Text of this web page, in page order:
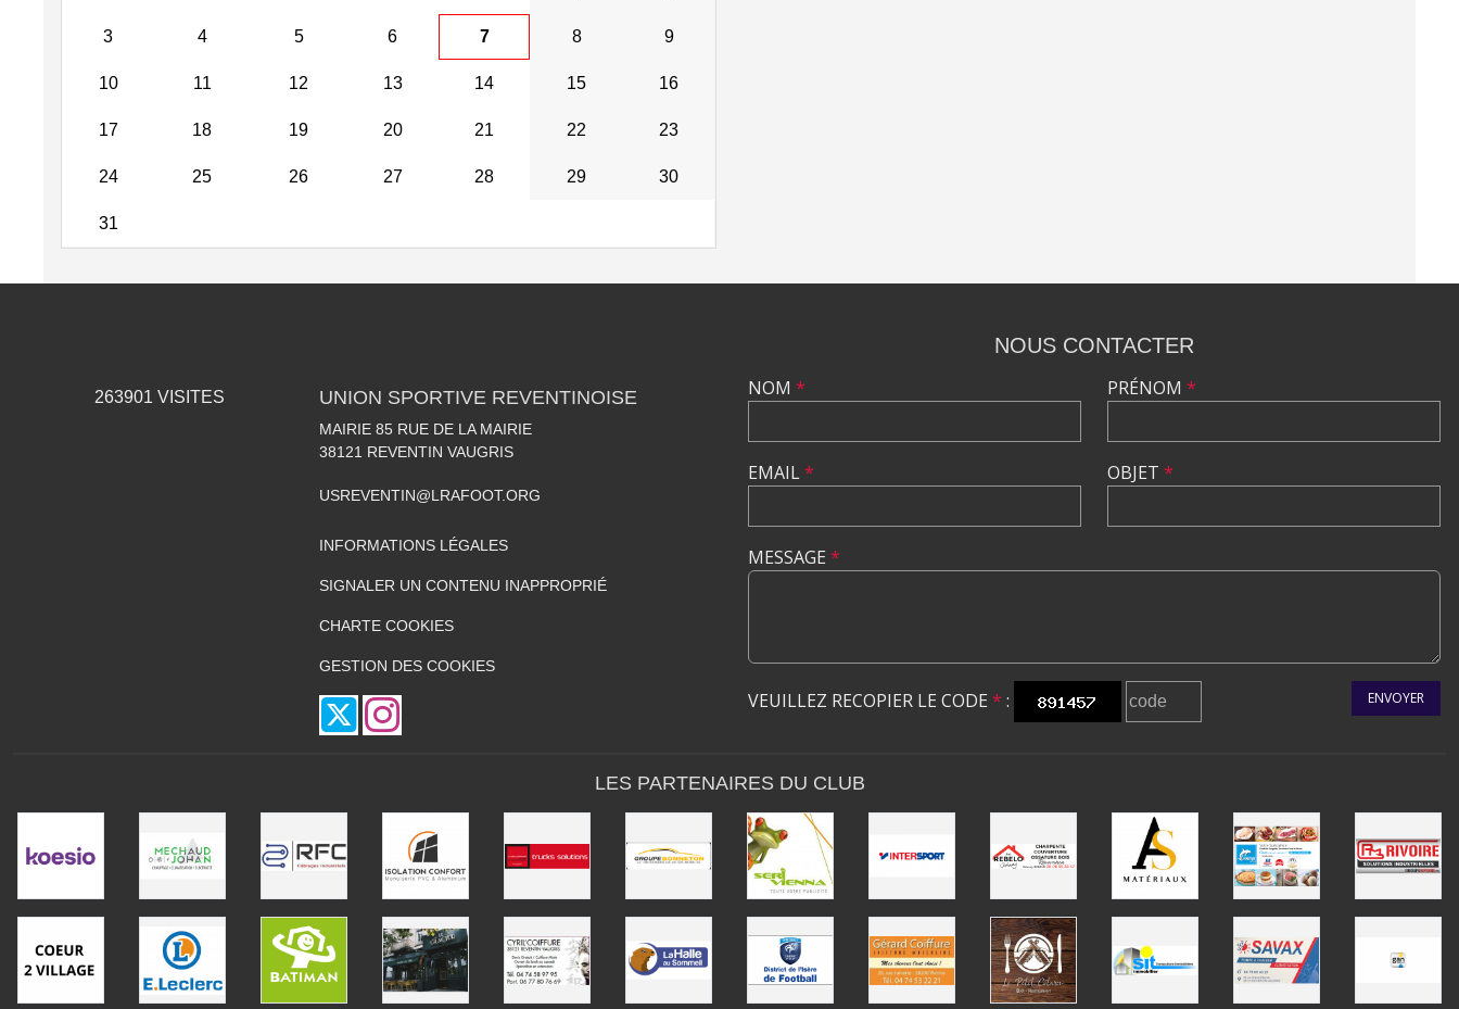
3 4 5 6 7 8 9
10 11 12 13 14 15 16
17 18 19 20 21 22 23
24 25 26 27 28 29 30
31
263901 VISITES UNION SPORTIVE REVENTINOISE
MAIRIE 85 RUE DE LA MAIRIE
38121 REVENTIN VAUGRIS
USREVENTIN@LRAFOOT.ORG
INFORMATIONS LÉGALES
SIGNALER UN CONTENU INAPPROPRIÉ
CHARTE COOKIES
GESTION DES COOKIES
NOUS CONTACTER
NOM *
EMAIL*
PRÉNOM *
OBJET *
MESSAGE *
VEUILLEZ RECOPIER LE CODE * : ENVOYER
LES PARTENAIRES DU CLUB